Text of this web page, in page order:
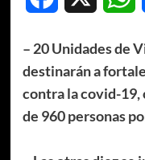
– 20 Unidades de
destinarán a
contra la covid-19,
de 960 personas